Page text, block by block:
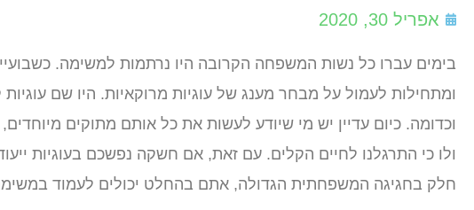
אפריל 30, 2020
בימים עברו כל נשות המשפחה הקרובה היו נרתמות למשימה.
ומתחילות לעמול על מבחר מענג של עוגיות מרוקאיות. היו שם
וכדומה. כיום עדיין יש מי שיודע לעשות את כל אותם מתוקים מיוחדים,
ולו כי התרגלנו לחיים הקלים. עם זאת, אם חשקה נפשכם בעוגיות
חלק בחגיגה המשפחתית הגדולה, אתם בהחלט יכולים לעמוד